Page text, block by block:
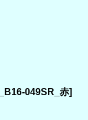
049SR_赤]